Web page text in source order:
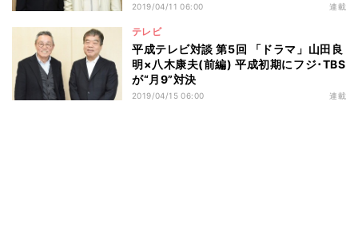
2019/04/11 06:00 連載
テレビ
平成テレビ対談 第5回 「ドラマ」山田良
明×八木康夫(前編) 平成初期にフジ･TBS
が“月9”対決
2019/04/15 06:00 連載